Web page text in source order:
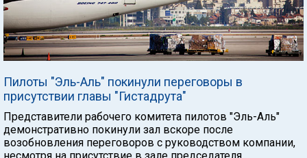
Пилоты "Эль-Аль" покинули переговоры в
присутствии главы "Гистадрута"
Представители рабочего комитета пилотов "Эль-Аль"
демонстративно покинули зал вскоре после
возобновления переговоров с руководством компании,
несмотря на присутствие в зале председателя